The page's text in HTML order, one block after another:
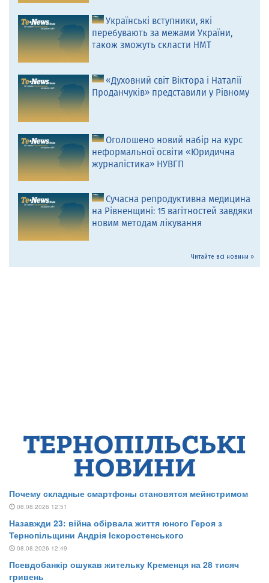
Українські вступники, які
перебувають за межами України,
також зможуть скласти НМТ
«Духовний світ Віктора і Наталії
Проданчуків» представили у Рівному
Оголошено новий набір на курс
неформальної освіти «Юридична
журналістика» НУВГП
Сучасна репродуктивна медицина
на Рівненщині: 15 вагітностей завдяки
новим методам лікування
Читайте всі новини »